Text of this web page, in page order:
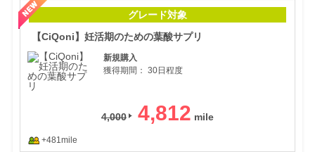
グレード対象
【CiQoni】妊活期のための葉酸サプリ
新規購入
獲得期間： 30日程度
4,000 4,812
+481mile